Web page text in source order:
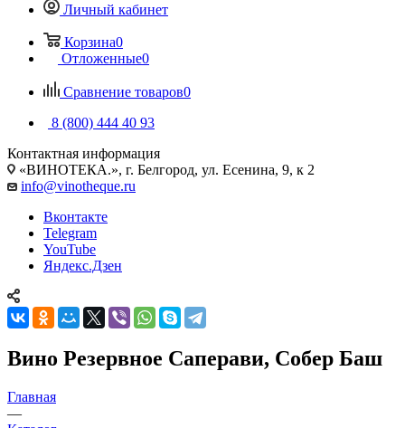
Личный кабинет
Корзина0
Отложенные0
Сравнение товаров0
8 (800) 444 40 93
Контактная информация
«ВИНОТЕКА.», г. Белгород, ул. Есенина, 9, к 2
info@vinotheque.ru
Вконтакте
Telegram
YouTube
Яндекс.Дзен
Вино Резервное Саперави, Собер Баш
Главная
—